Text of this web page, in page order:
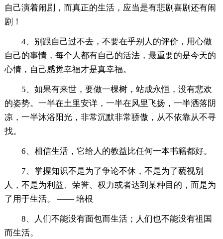
自己演着闹剧，而真正的生活，应当是有悲剧喜剧还有闹
剧！
4、别跟自己过不去，不要在乎别人的评价，用心做
自己的事情，每个人都有自己的活法，最重要的是今天的
心情，自己感觉幸福才是真幸福。
5、如果有来世，要做一棵树，站成永恒，没有悲欢
的姿势。一半在土里安详，一半在风里飞扬，一半洒落阴
凉，一半沐浴阳光，非常沉默非常骄傲，从不依靠从不寻
找。
6、相信生活，它给人的教益比任何一本书籍都好。
7、掌握知识不是为了争论不休，不是为了藐视别
人，不是为利益、荣誉、权力或者达到某种目的，而是为
了用于生活。 —— 培根
8、人们不能没有面包而生活；人们也不能没有祖国
而生活。